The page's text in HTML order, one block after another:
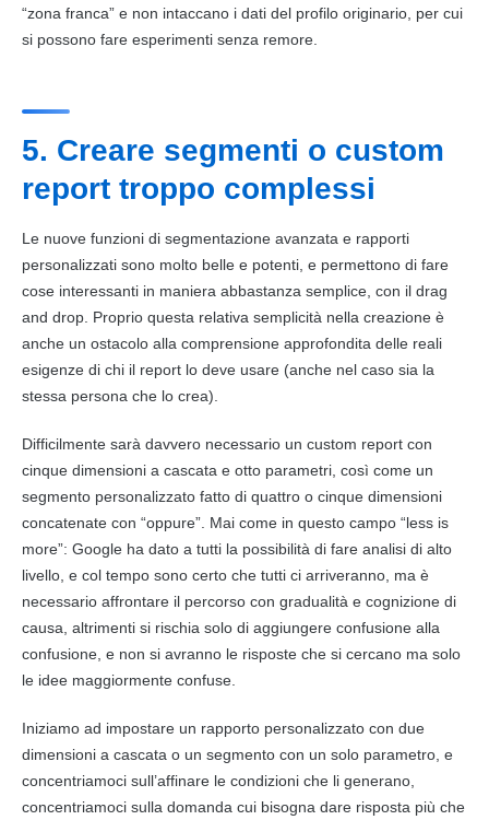
“zona franca” e non intaccano i dati del profilo originario, per cui
si possono fare esperimenti senza remore.
5. Creare segmenti o custom
report troppo complessi
Le nuove funzioni di segmentazione avanzata e rapporti
personalizzati sono molto belle e potenti, e permettono di fare
cose interessanti in maniera abbastanza semplice, con il drag
and drop. Proprio questa relativa semplicità nella creazione è
anche un ostacolo alla comprensione approfondita delle reali
esigenze di chi il report lo deve usare (anche nel caso sia la
stessa persona che lo crea).
Difficilmente sarà davvero necessario un custom report con
cinque dimensioni a cascata e otto parametri, così come un
segmento personalizzato fatto di quattro o cinque dimensioni
concatenate con “oppure”. Mai come in questo campo “less is
more”: Google ha dato a tutti la possibilità di fare analisi di alto
livello, e col tempo sono certo che tutti ci arriveranno, ma è
necessario affrontare il percorso con gradualità e cognizione di
causa, altrimenti si rischia solo di aggiungere confusione alla
confusione, e non si avranno le risposte che si cercano ma solo
le idee maggiormente confuse.
Iniziamo ad impostare un rapporto personalizzato con due
dimensioni a cascata o un segmento con un solo parametro, e
concentriamoci sull’affinare le condizioni che li generano,
concentriamoci sulla domanda cui bisogna dare risposta più che